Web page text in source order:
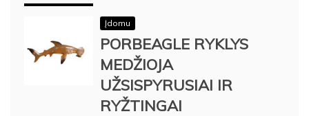
Įdomu
PORBEAGLE RYKLYS
MEDŽIOJA
UŽSISPYRUSIAI IR
RYŽTINGAI